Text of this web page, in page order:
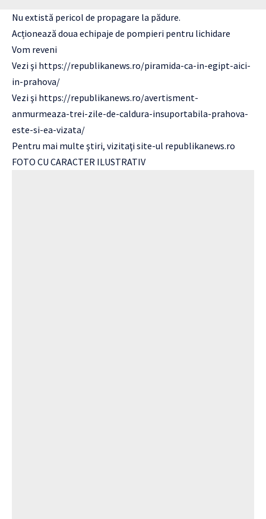
Nu extistă pericol de propagare la pădure.
Acționează doua echipaje de pompieri pentru lichidare
Vom reveni
Vezi şi https://republikanews.ro/piramida-ca-in-egipt-aici-
in-prahova/
Vezi şi https://republikanews.ro/avertisment-
anmurmeaza-trei-zile-de-caldura-insuportabila-prahova-
este-si-ea-vizata/
Pentru mai multe ştiri, vizitaţi site-ul republikanews.ro
FOTO CU CARACTER ILUSTRATIV